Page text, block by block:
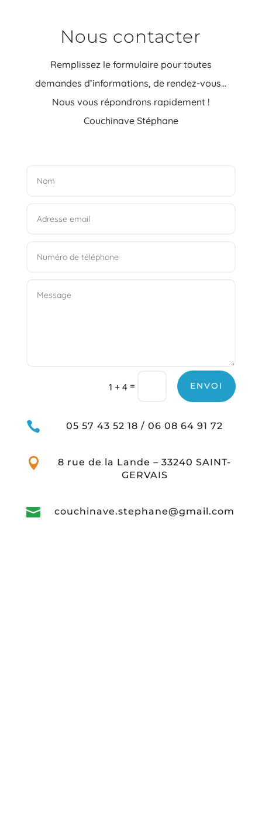
Nous contacter
Remplissez le formulaire pour toutes
demandes d’informations, de rendez-vous…
Nous vous répondrons rapidement !
Couchinave Stéphane
1 + 4 = ENVOI
 05 57 43 52 18 / 06 08 64 91 72

8 rue de la Lande – 33240 SAINT-
GERVAIS
 couchinave.stephane@gmail.com